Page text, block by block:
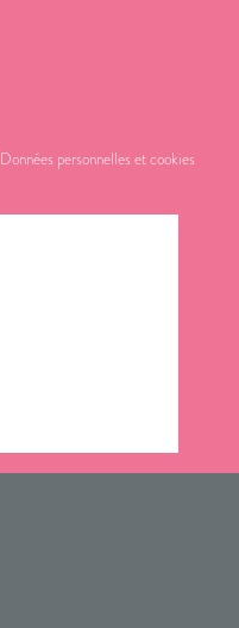
Données personnelles et cookies